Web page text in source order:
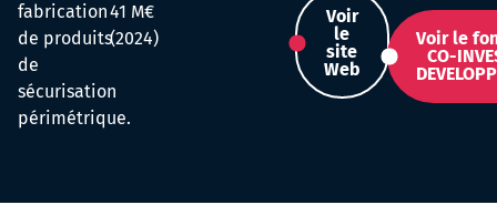
fabrication
de produits
de
sécurisation
périmétrique.
41 M€
(2024)
Voir
le
site
Web
Voir le
CO-